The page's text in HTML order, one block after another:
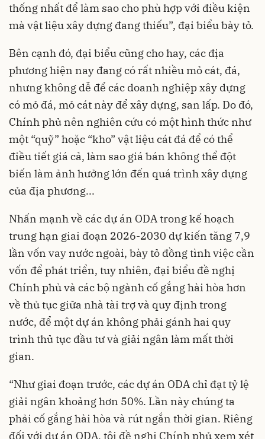
thống nhất để làm sao cho phù hợp với điều kiện
mà vật liệu xây dựng đang thiếu”, đại biểu bày tỏ.
Bên cạnh đó, đại biểu cũng cho hay, các địa
phương hiện nay đang có rất nhiều mỏ cát, đá,
nhưng không dễ để các doanh nghiệp xây dựng
có mỏ đá, mỏ cát này để xây dựng, san lấp. Do đó,
Chính phủ nên nghiên cứu có một hình thức như
một “quỹ” hoặc “kho” vật liệu cát đá để có thể
điều tiết giá cả, làm sao giá bán không thể đột
biến làm ảnh hưởng lớn đến quá trình xây dựng
của địa phương...
Nhấn mạnh về các dự án ODA trong kế hoạch
trung hạn giai đoạn 2026-2030 dự kiến tăng 7,9
lần vốn vay nước ngoài, bày tỏ đồng tình việc cần
vốn để phát triển, tuy nhiên, đại biểu đề nghị
Chính phủ và các bộ ngành cố gắng hài hòa hơn
về thủ tục giữa nhà tài trợ và quy định trong
nước, để một dự án không phải gánh hai quy
trình thủ tục đầu tư và giải ngân làm mất thời
gian.
“Như giai đoạn trước, các dự án ODA chỉ đạt tỷ lệ
giải ngân khoảng hơn 50%. Lần này chúng ta
phải cố gắng hài hòa và rút ngắn thời gian. Riêng
đối với dự án ODA, tôi đề nghị Chính phủ xem xét